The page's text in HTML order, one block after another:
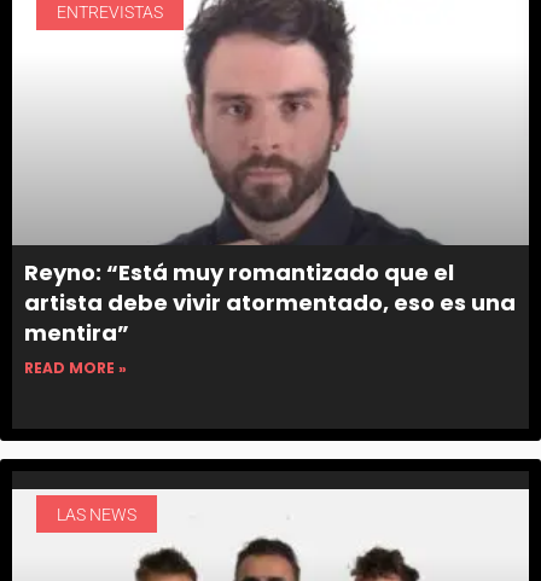
ENTREVISTAS
Reyno: “Está muy romantizado que el
artista debe vivir atormentado, eso es una
mentira”
READ MORE »
LAS NEWS